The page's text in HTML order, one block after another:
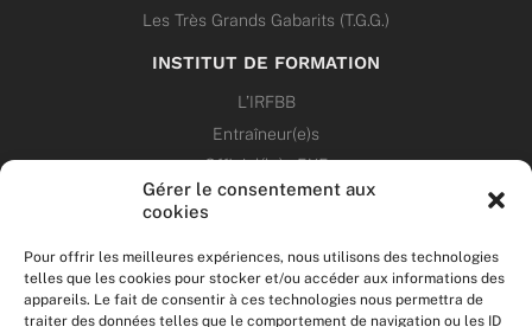
Gérer le consentement aux
cookies
Pour offrir les meilleures expériences, nous utilisons des technologies
telles que les cookies pour stocker et/ou accéder aux informations des
appareils. Le fait de consentir à ces technologies nous permettra de
traiter des données telles que le comportement de navigation ou les ID
Les Très Grands Gabarits (T.G.G.)
INSTITUT DE FORMATION
L’IRFBB
Entraîneur(e)s
Officiel(le)s 5X5
Dirigeant(e)s
ANNONCES